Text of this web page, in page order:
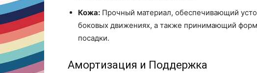
Кожа: Прочный материал, обеспечивающий
боковых движениях, а также принимающий
посадки.
Амортизация и Поддержка